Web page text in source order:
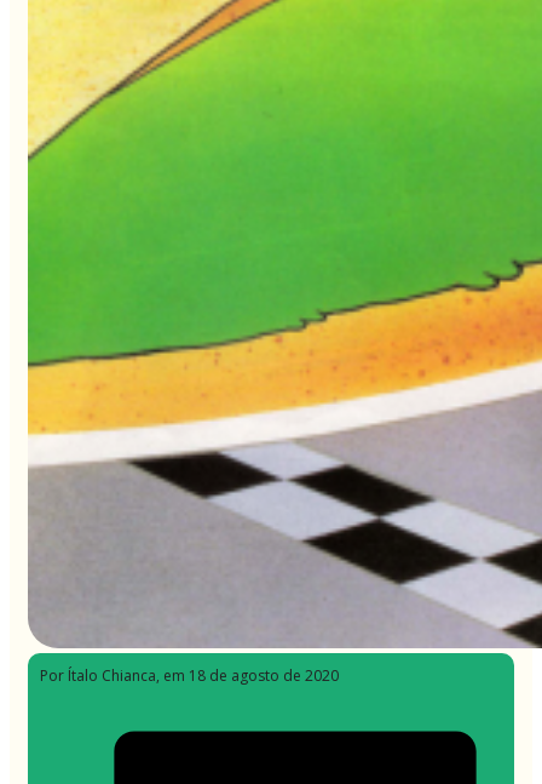
Por Ítalo Chianca, em 18 de agosto de 2020